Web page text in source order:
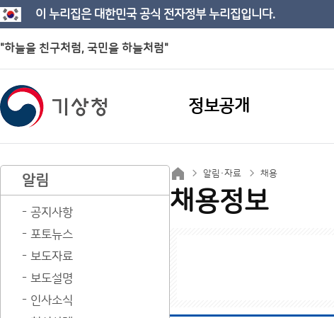
이 누리집은 대한민국 공식 전자정부 누리집입니다.
"하늘을 친구처럼, 국민을 하늘처럼"
정보공개
알림
공지사항
포토뉴스
보도자료
보도설명
인사소식
알림·자료 채용
채용정보